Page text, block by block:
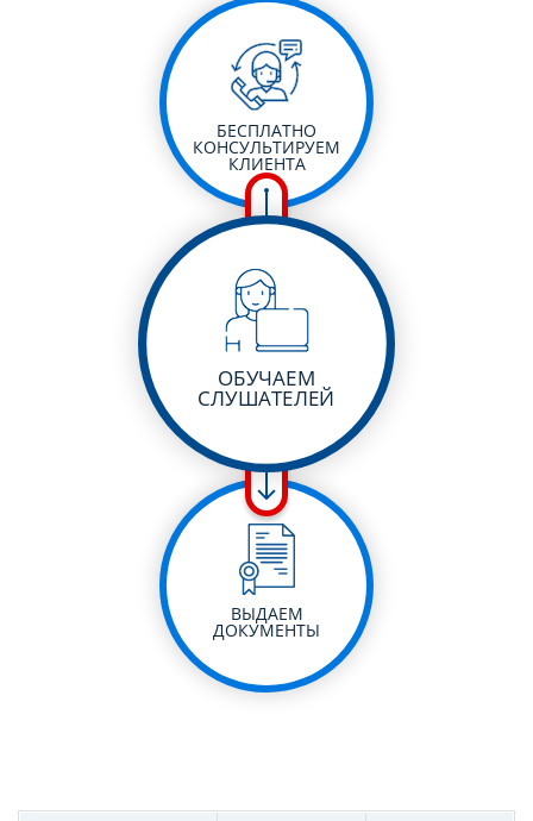
БЕСПЛАТНО
КОНСУЛЬТИРУЕМ
КЛИЕНТА
ОБУЧАЕМ
СЛУШАТЕЛЕЙ
ВЫДАЕМ
ДОКУМЕНТЫ